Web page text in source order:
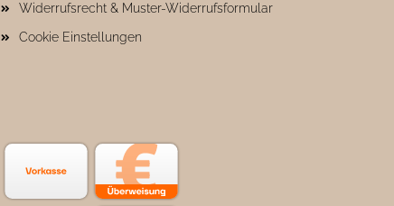
Widerrufsrecht & Muster-Widerrufsformular
Cookie Einstellungen